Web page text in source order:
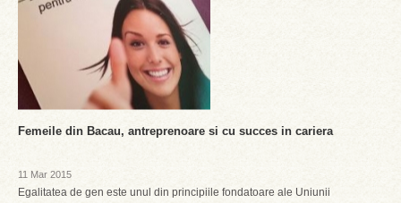
Femeile din Bacau, antreprenoare si cu succes in cariera
11 Mar 2015
Egalitatea de gen este unul din principiile fondatoare ale Uniunii